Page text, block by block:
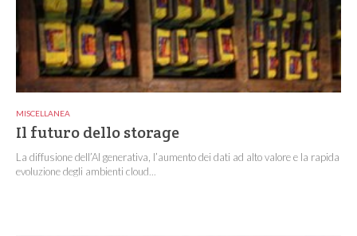
MISCELLANEA
Il futuro dello storage
La diffusione dell’AI generativa, l’aumento dei dati ad alto valore e la rapida
evoluzione degli ambienti cloud...